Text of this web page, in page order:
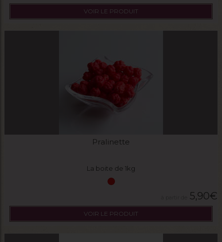
VOIR LE PRODUIT
Pralinette
La boite de 1kg
5,90€
VOIR LE PRODUIT